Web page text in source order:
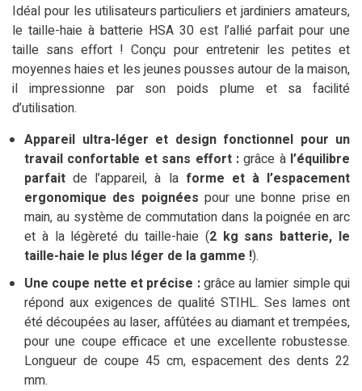
Idéal pour les utilisateurs particuliers et jardiniers amateurs,
le taille-haie à batterie HSA 30 est l’allié parfait pour une
taille sans effort ! Conçu pour entretenir les petites et
moyennes haies et les jeunes pousses autour de la maison,
il impressionne par son poids plume et sa facilité
d’utilisation.
Appareil ultra-léger et design fonctionnel pour un
travail confortable et sans effort :grâce à l’équilibre
parfait de l’appareil, à la forme et à l’espacement
ergonomique des poignées pour une bonne prise en
main, au système de commutation dans la poignée en arc
et à la légèreté du taille-haie (2 kg sans batterie, le
taille-haie le plus léger de la gamme !).
Une coupe nette et précise :grâce au lamier simple qui
répond aux exigences de qualité STIHL. Ses lames ont
été découpées au laser, affûtées au diamant et trempées,
pour une coupe efficace et une excellente robustesse.
Longueur de coupe 45 cm, espacement des dents 22
mm.